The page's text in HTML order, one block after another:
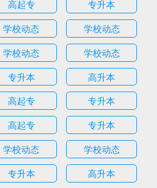
高起专
专升本
学校动态
学校动态
学校动态
学校动态
专升本
高升本
高起专
专升本
高起专
专升本
学校动态
学校动态
专升本
高升本